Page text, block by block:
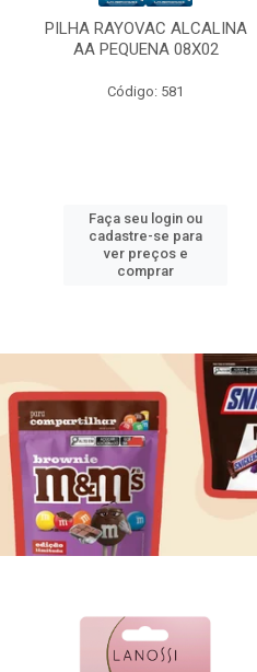
PILHA RAYOVAC ALCALINA
AA PEQUENA 08X02
Código: 581
Faça seu login ou
cadastre-se para
ver preços e
comprar